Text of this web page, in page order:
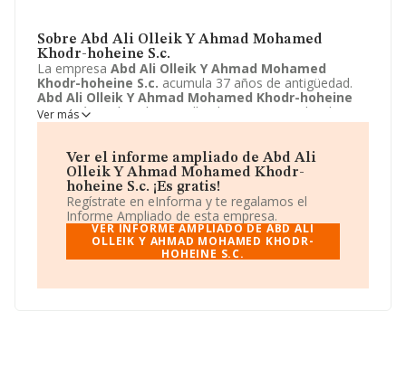
Sobre Abd Ali Olleik Y Ahmad Mohamed
Khodr-hoheine S.c.
La empresa Abd Ali Olleik Y Ahmad Mohamed
Khodr-hoheine S.c. acumula 37 años de antigüedad.
Abd Ali Olleik Y Ahmad Mohamed Khodr-hoheine
S.c.está emplazada en Calle Almeria (san Pedro de
Alcantara), 12 - ED S, Marbella, Malaga. Centra su
prendas de tela y de piel. La empresa Abd Ali Olleik Y
Ahmad Mohamed Khodr-hoheine S.c.es Sociedad
Ver más
Ver el informe ampliado de Abd Ali
Olleik Y Ahmad Mohamed Khodr-
hoheine S.c. ¡Es gratis!
Regístrate en eInforma y te regalamos el
Informe Ampliado de esta empresa.
VER INFORME AMPLIADO DE ABD ALI
OLLEIK Y AHMAD MOHAMED KHODR-
HOHEINE S.C.